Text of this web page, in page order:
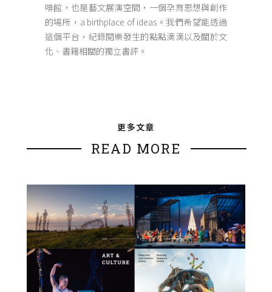
啡館，也是藝文展演空間，一個孕育思想與創作
的場所，a birthplace of ideas。我們希望能透過
這個平台，紀錄閱樂發生的點點滴滴以及關於文
化、書籍相關的獨立書評。
更多文章
READ MORE